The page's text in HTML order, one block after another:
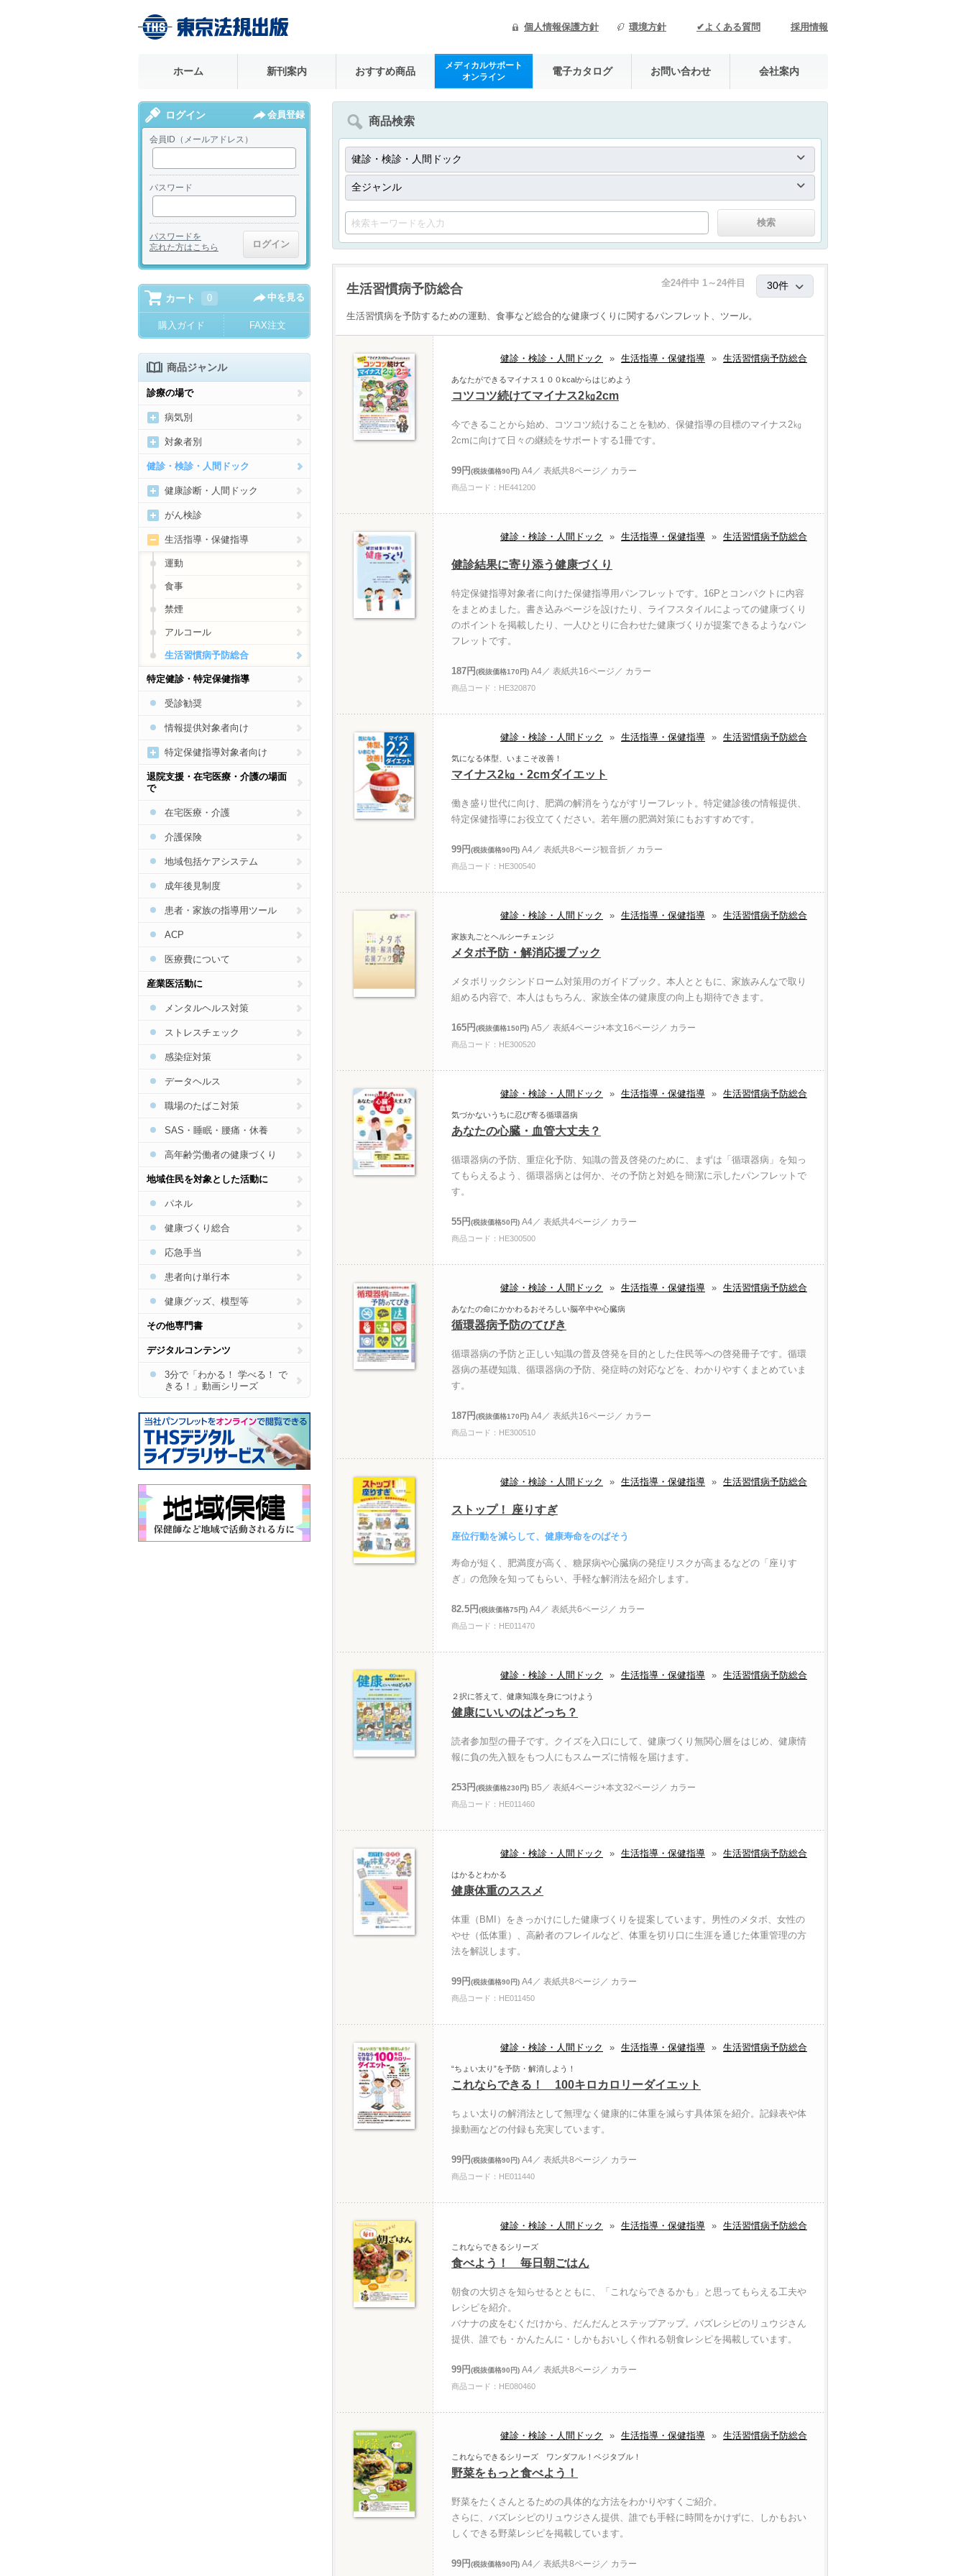
個人情報保護方針 環境方針 ✔よくある質問 採用情報
ホーム 新刊案内 おすすめ商品
メディカルサポート
オンライン
電子カタログ お問い合わせ 会社案内
商品検索
全24件中 1～24件目
生活習慣病予防総合
生活習慣病を予防するための運動、食事など総合的な健康づくりに関するパンフレット、ツール。
健診・検診・人間ドック » 生活指導・保健指導 » 生活習慣病予防総合
あなたができるマイナス１００kcalからはじめよう
コツコツ続けてマイナス2㎏2cm
今できることから始め、コツコツ続けることを勧め、保健指導の目標のマイナス2㎏
2cmに向けて日々の継続をサポートする1冊です。
99円(税抜価格90円) A4／ 表紙共8ページ／ カラー
商品コード：HE441200
健診・検診・人間ドック » 生活指導・保健指導 » 生活習慣病予防総合
健診結果に寄り添う健康づくり
特定保健指導対象者に向けた保健指導用パンフレットです。16Pとコンパクトに内容
をまとめました。書き込みページを設けたり、ライフスタイルによっての健康づくり
のポイントを掲載したり、一人ひとりに合わせた健康づくりが提案できるようなパン
フレットです。
187円(税抜価格170円) A4／ 表紙共16ページ／ カラー
商品コード：HE320870
健診・検診・人間ドック » 生活指導・保健指導 » 生活習慣病予防総合
気になる体型、いまこそ改善！
マイナス2㎏・2cmダイエット
働き盛り世代に向け、肥満の解消をうながすリーフレット。特定健診後の情報提供、
特定保健指導にお役立てください。若年層の肥満対策にもおすすめです。
99円(税抜価格90円) A4／ 表紙共8ページ観音折／ カラー
商品コード：HE300540
健診・検診・人間ドック » 生活指導・保健指導 » 生活習慣病予防総合
家族丸ごとヘルシーチェンジ
メタボ予防・解消応援ブック
メタボリックシンドローム対策用のガイドブック。本人とともに、家族みんなで取り
組める内容で、本人はもちろん、家族全体の健康度の向上も期待できます。
165円(税抜価格150円) A5／ 表紙4ページ+本文16ページ／ カラー
商品コード：HE300520
健診・検診・人間ドック » 生活指導・保健指導 » 生活習慣病予防総合
気づかないうちに忍び寄る循環器病
あなたの心臓・血管大丈夫？
循環器病の予防、重症化予防、知識の普及啓発のために、まずは「循環器病」を知っ
てもらえるよう、循環器病とは何か、その予防と対処を簡潔に示したパンフレットで
す。
55円(税抜価格50円) A4／ 表紙共4ページ／ カラー
商品コード：HE300500
健診・検診・人間ドック » 生活指導・保健指導 » 生活習慣病予防総合
あなたの命にかかわるおそろしい脳卒中や心臓病
循環器病予防のてびき
循環器病の予防と正しい知識の普及啓発を目的とした住民等への啓発冊子です。循環
器病の基礎知識、循環器病の予防、発症時の対応などを、わかりやすくまとめていま
す。
187円(税抜価格170円) A4／ 表紙共16ページ／ カラー
商品コード：HE300510
健診・検診・人間ドック » 生活指導・保健指導 » 生活習慣病予防総合
ストップ！ 座りすぎ
座位行動を減らして、健康寿命をのばそう
寿命が短く、肥満度が高く、糖尿病や心臓病の発症リスクが高まるなどの「座りす
ぎ」の危険を知ってもらい、手軽な解消法を紹介します。
82.5円(税抜価格75円) A4／ 表紙共6ページ／ カラー
商品コード：HE011470
健診・検診・人間ドック » 生活指導・保健指導 » 生活習慣病予防総合
２択に答えて、健康知識を身につけよう
健康にいいのはどっち？
読者参加型の冊子です。クイズを入口にして、健康づくり無関心層をはじめ、健康情
報に負の先入観をもつ人にもスムーズに情報を届けます。
253円(税抜価格230円) B5／ 表紙4ページ+本文32ページ／ カラー
商品コード：HE011460
健診・検診・人間ドック » 生活指導・保健指導 » 生活習慣病予防総合
はかるとわかる
健康体重のススメ
体重（BMI）をきっかけにした健康づくりを提案しています。男性のメタボ、女性の
やせ（低体重）、高齢者のフレイルなど、体重を切り口に生涯を通じた体重管理の方
法を解説します。
99円(税抜価格90円) A4／ 表紙共8ページ／ カラー
商品コード：HE011450
健診・検診・人間ドック » 生活指導・保健指導 » 生活習慣病予防総合
“ちょい太り”を予防・解消しよう！
これならできる！ 100キロカロリーダイエット
ちょい太りの解消法として無理なく健康的に体重を減らす具体策を紹介。記録表や体
操動画などの付録も充実しています。
99円(税抜価格90円) A4／ 表紙共8ページ／ カラー
商品コード：HE011440
健診・検診・人間ドック » 生活指導・保健指導 » 生活習慣病予防総合
これならできるシリーズ
食べよう！ 毎日朝ごはん
朝食の大切さを知らせるとともに、「これならできるかも」と思ってもらえる工夫や
レシピを紹介。
バナナの皮をむくだけから、だんだんとステップアップ。バズレシピのリュウジさん
提供、誰でも・かんたんに・しかもおいしく作れる朝食レシピを掲載しています。
99円(税抜価格90円) A4／ 表紙共8ページ／ カラー
商品コード：HE080460
健診・検診・人間ドック » 生活指導・保健指導 » 生活習慣病予防総合
これならできるシリーズ ワンダフル！ベジタブル！
野菜をもっと食べよう！
野菜をたくさんとるための具体的な方法をわかりやすくご紹介。
さらに、バズレシピのリュウジさん提供、誰でも手軽に時間をかけずに、しかもおい
しくできる野菜レシピを掲載しています。
99円(税抜価格90円) A4／ 表紙共8ページ／ カラー
ログイン 会員登録
会員ID（メールアドレス）
パスワード
パスワードを
忘れた方はこちら
カート 0 中を見る
購入ガイド FAX注文
商品ジャンル
診療の場で
病気別
新型コロナウイルス感染症
高血圧
糖尿病
脂質異常症
痛風・高尿酸血症
肥満
メタボリックシンドローム
貧血
脳卒中
CKD
COPD
骨粗しょう症
花粉症・アレルギー
SAS
インフルエンザ
食中毒
梅毒
HIV・エイズ・STI
麻しん・風しん
ジカウイルス・デング熱
認知症
熱中症
がん
対象者別
女性の病気・健康づくり
妊産婦向け
乳幼児向け
子どもの病気・健康づくり
高齢者の健康づくり
メンタルヘルス
歯科
健診・検診・人間ドック
健康診断・人間ドック
健診・人間ドック受診勧奨
健診・人間ドックの結果通
がん検診
がん総合
がん検診の受診勧奨、結果説
生活指導・保健指導
運動
食事
禁煙
アルコール
生活習慣病予防総合
特定健診・特定保健指導
受診勧奨
情報提供対象者向け
特定保健指導対象者向け
特定健診・特定保健指導総合
食事
禁煙
アルコール
退院支援・在宅医療・介護の場面
で
在宅医療・介護
介護保険
地域包括ケアシステム
成年後見制度
患者・家族の指導用ツール
ACP
医療費について
産業医活動に
メンタルヘルス対策
ストレスチェック
感染症対策
データヘルス
職場のたばこ対策
SAS・睡眠・腰痛・休養
高年齢労働者の健康づくり
地域住民を対象とした活動に
パネル
健康づくり総合
応急手当
患者向け単行本
健康グッズ、模型等
その他専門書
デジタルコンテンツ
3分で「わかる！ 学べる！ で
きる！」動画シリーズ